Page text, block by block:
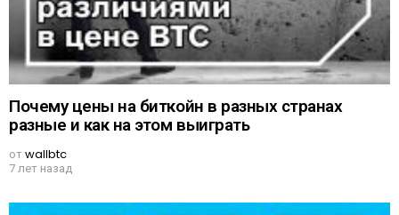
Почему цены на биткойн в разных странах
разные и как на этом выиграть
отwallbtc
7 лет назад